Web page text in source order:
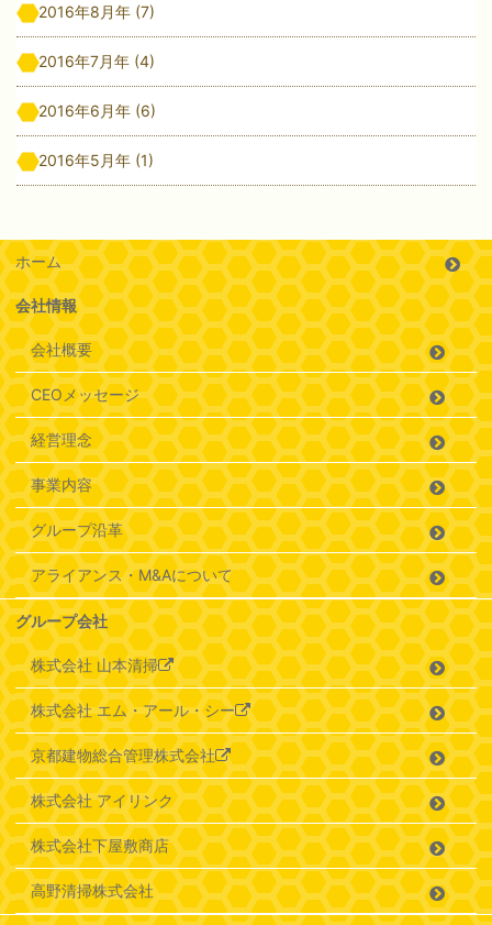
2016年8月年 (7)
2016年7月年 (4)
2016年6月年 (6)
2016年5月年 (1)
ホーム
会社情報
会社概要
CEOメッセージ
経営理念
事業内容
グループ沿革
アライアンス・M&Aについて
グループ会社
株式会社 山本清掃
株式会社 エム・アール・シー
京都建物総合管理株式会社
株式会社 アイリンク
株式会社下屋敷商店
高野清掃株式会社